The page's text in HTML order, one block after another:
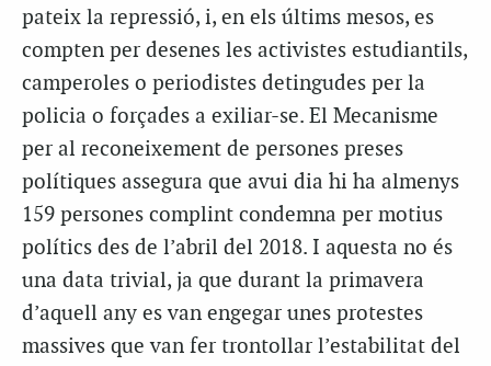
pateix la repressió, i, en els últims mesos, es
compten per desenes les activistes estudiantils,
camperoles o periodistes detingudes per la
policia o forçades a exiliar-se. El Mecanisme
per al reconeixement de persones preses
polítiques assegura que avui dia hi ha almenys
159 persones complint condemna per motius
polítics des de l’abril del 2018. I aquesta no és
una data trivial, ja que durant la primavera
d’aquell any es van engegar unes protestes
massives que van fer trontollar l’estabilitat del